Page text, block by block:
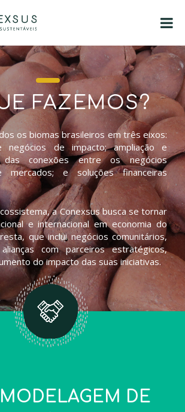
FAZEMOS?
os biomas brasileiros em três eixos:
negócios de impacto; ampliação e
das conexões entre os negócios
mercados; e soluções financeiras
a Conexsus busca se tornar
e internacional em economia do
que inclui negócios comunitários,
com parceiros estratégicos,
do impacto das suas iniciativas.
DE